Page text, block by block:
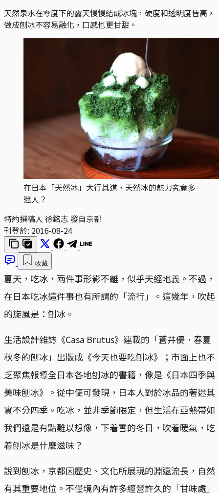
天然泉水在零度下的露天慢慢結成冰塊，硬度和透明度皆高，
做成刨冰不容易融化，口感也更甘甜。
在日本「天然冰」大行其道，天然冰的魅力究竟多
迷人？
特約撰稿人 徐銘志 發自京都
刊登於: 2016-08-24
收藏
夏天，吃冰，兩件事形影不離，似乎天經地義。不過，
在日本吃冰這件事也有所謂的「流行」。這幾年，吹起
的旋風是：刨冰。
生活設計雜誌《Casa Brutus》連載的「蒼井優．春夏
秋冬的刨冰」出版成《今天也要吃刨冰》；市面上也不
乏聚焦報導全日本各地刨冰的書籍，像是《日本四季與
美味刨冰》。從中便可發現，日本人對於冰品的著迷其
實不分四季。吃冰，並非季節限定，但生活在亞熱帶如
我們還是有點難以想像，下着雪的冬日，吹着暖氣，吃
着刨冰是什麼滋味？
說到刨冰，京都因歷史、文化所展現的淵遠流長，自然
有其重要地位。不僅境內有許多經營許久的「甘味處」